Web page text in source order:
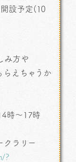
設予定(10
み方や
らえちゃうか
時～17時
クラリー
?